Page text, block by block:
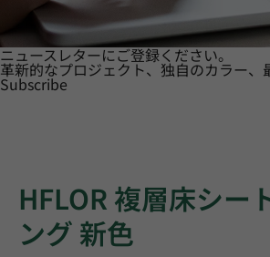
ニュースレターにご登録ください。
革新的なプロジェクト、独自のカラー
Subscribe
HFLOR 複層床シー
ング 新色